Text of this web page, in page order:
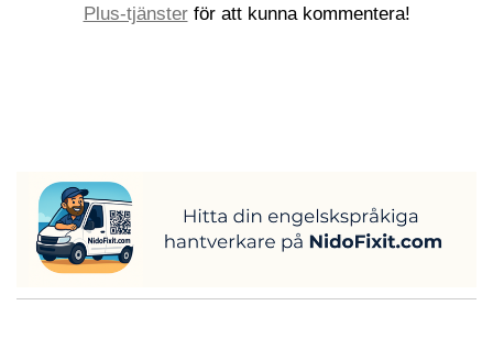
Plus-tjänsterför att kunna kommentera!